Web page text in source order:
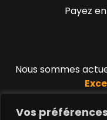
Vos préférences
Payez
Nous sommes